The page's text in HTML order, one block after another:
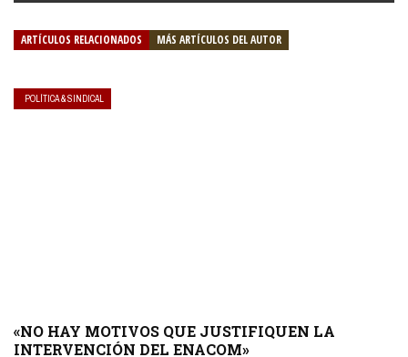
ARTÍCULOS RELACIONADOS MÁS ARTÍCULOS DEL AUTOR
POLÍTICA & SINDICAL
«NO HAY MOTIVOS QUE JUSTIFIQUEN LA
INTERVENCIÓN DEL ENACOM»